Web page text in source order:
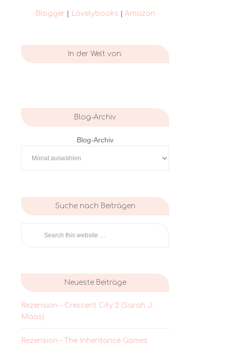
Blogger| Lovelybooks | Amazon
In der Welt von:
Blog-Archiv
Blog-Archiv
Suche nach Beiträgen
Neueste Beiträge
Rezension – Crescent City 2 (Sarah J.
Maas)
Rezension – The Inheritance Games